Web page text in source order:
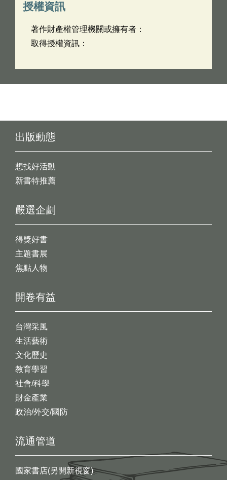
授權資訊
著作財產權管理機關或擁有者：
取得授權資訊：
出版動態
想找好活動
新書特推薦
開卷有益
台灣采風
生活藝術
文化歷史
教育學習
社會/科學
財金產業
政治/外交/國防
嚴選企劃
得獎好書
主題書展
焦點人物
流通管道
國家書店(另開新視窗)